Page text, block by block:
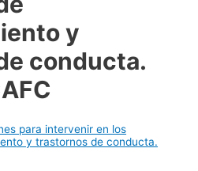
y
conducta.
para intervenir en los
y trastornos de conducta.